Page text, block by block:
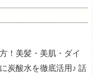
！美髪・美肌・ダイ
炭酸水を徹底活用♪ 話